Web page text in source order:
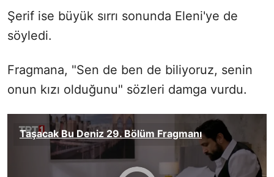
Şerif ise büyük sırrı sonunda Eleni'ye de
söyledi.
Fragmana, "Sen de ben de biliyoruz, senin
onun kızı olduğunu" sözleri damga vurdu.